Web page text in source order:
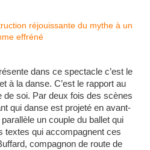
dans ce spectacle c’est le
à la danse. C’est le rapport au
de soi. Par deux fois des scènes
qui danse est projeté en avant-
un couple du ballet qui
textes qui accompagnent ces
compagnon de route de